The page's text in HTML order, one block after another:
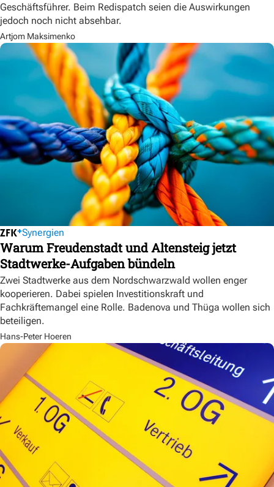
Geschäftsführer. Beim Redispatch seien die Auswirkungen
jedoch noch nicht absehbar.
Artjom Maksimenko
Synergien
Warum Freudenstadt und Altensteig jetzt
Stadtwerke-Aufgaben bündeln
Zwei Stadtwerke aus dem Nordschwarzwald wollen enger
kooperieren. Dabei spielen Investitionskraft und
Fachkräftemangel eine Rolle. Badenova und Thüga wollen sich
beteiligen.
Hans-Peter Hoeren